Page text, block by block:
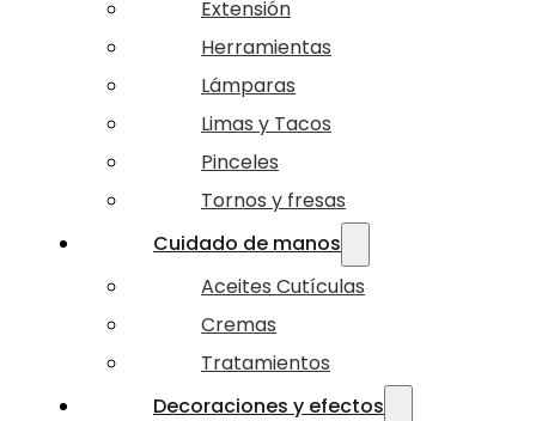
Extensión
Herramientas
Lámparas
Limas y Tacos
Pinceles
Tornos y fresas
Cuidado de manos
Aceites Cutículas
Cremas
Tratamientos
Decoraciones y efectos